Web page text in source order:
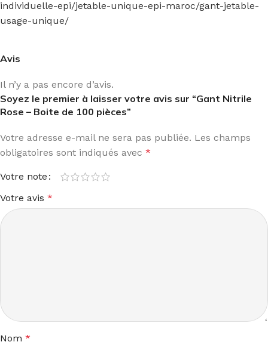
individuelle-epi/jetable-unique-epi-maroc/gant-jetable-
usage-unique/
Avis
Il n’y a pas encore d’avis.
Soyez le premier à laisser votre avis sur “Gant Nitrile
Rose – Boite de 100 pièces”
Votre adresse e-mail ne sera pas publiée. Les champs
obligatoires sont indiqués avec *
Votre note
Votre avis *
Nom *